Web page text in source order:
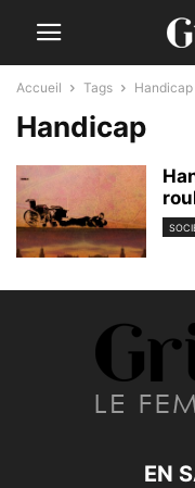
Accueil Tags Handicap
Handicap
EN